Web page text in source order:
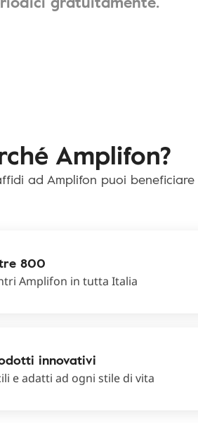
Amplifon?
ad Amplifon puoi beneficiare
800
Amplifon in tutta Italia
innovativi
e adatti ad ogni stile di vita